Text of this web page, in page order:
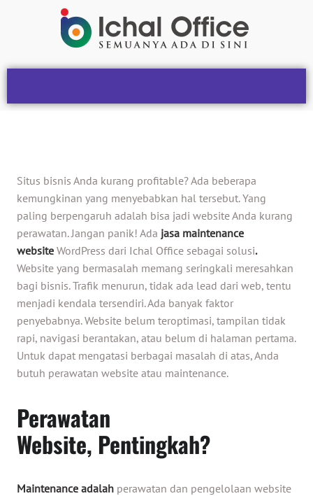
Situs bisnis Anda kurang profitable? Ada beberapa
kemungkinan yang menyebabkan hal tersebut. Yang
paling berpengaruh adalah bisa jadi website Anda kurang
perawatan. Jangan panik! Ada jasa maintenance
website WordPress dari Ichal Office sebagai solusi.
Website yang bermasalah memang seringkali meresahkan
bagi bisnis. Trafik menurun, tidak ada lead dari web, tentu
menjadi kendala tersendiri. Ada banyak faktor
penyebabnya. Website belum teroptimasi, tampilan tidak
rapi, navigasi berantakan, atau belum di halaman pertama.
Untuk dapat mengatasi berbagai masalah di atas, Anda
butuh perawatan website atau maintenance.
Perawatan
Website, Pentingkah?
Maintenance adalah perawatan dan pengelolaan website